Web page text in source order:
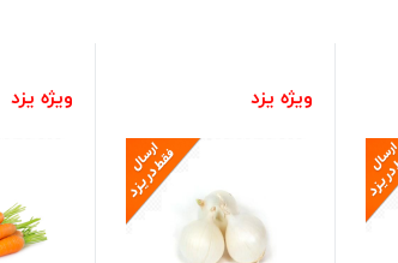
ویژه یزد ویژه یزد